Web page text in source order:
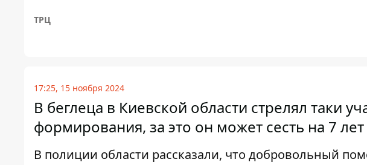
ТРЦ
17:25, 15 ноября 2024
В беглеца в Киевской области стрелял таки
формирования, за это он может сесть на 7 лет
В полиции области рассказали, что добровольный